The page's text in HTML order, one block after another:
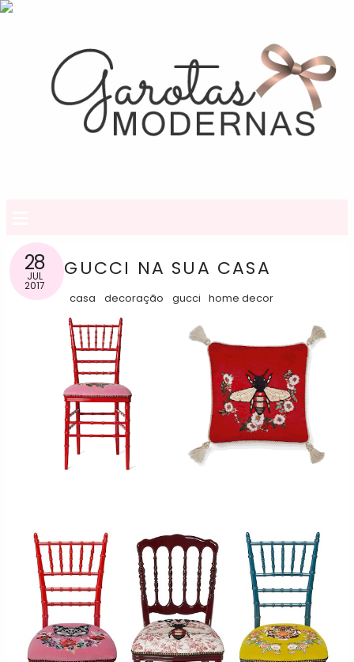
28
JUL
2017
GUCCI NA SUA CASA
casa decoração gucci home decor